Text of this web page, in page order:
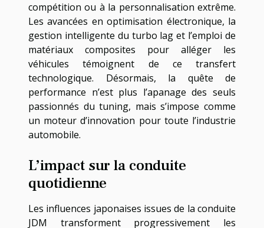
compétition ou à la personnalisation extrême.
Les avancées en optimisation électronique, la
gestion intelligente du turbo lag et l’emploi de
matériaux composites pour alléger les
véhicules témoignent de ce transfert
technologique. Désormais, la quête de
performance n’est plus l’apanage des seuls
passionnés du tuning, mais s’impose comme
un moteur d’innovation pour toute l’industrie
automobile.
L’impact sur la conduite
quotidienne
Les influences japonaises issues de la conduite
JDM transforment progressivement les